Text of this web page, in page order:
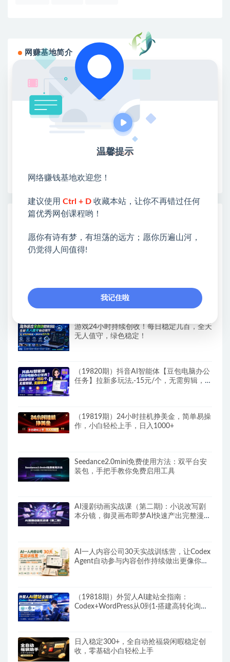
网赚基地简介
站长微信：无
❤本站：本站整合多方资源站，主要面向互联网创业
类&副业类，资源丰富 物超所值。
❤能助您：找项目 + 低成本创业 + 减少信息差 + 见识
各种项目 + 提升网创认知。
❤本站为众多团队提供了重要价值，也为众多创业者
开启网络之门，广受好评！
早为您提供丰盛价值。祝您前程似锦！
热门课程展示
AI短剧带货教程，基于SD2.0的短剧带货，
完播率超高的带货视频，无需抽卡品质拉
满，从0到1完整实操流程
松日入300+一站式跨境智能运营工具。无
需复杂实操
游戏24小时持续创收！每日稳定几百，全天
无人值守，绿色稳定！
（19820期）抖音AI智能体【豆包电脑办公
任务】拉新多玩法,-15元/个，无需剪辑，无
（19819期）24小时挂机挣美金，简单易操
作，小白轻松上手，日入1000+
Seedance2.0mini免费使用方法：双平台安
装包，手把手教你免费启用工具
AI漫剧动画实战课（第二期)：小说改写剧
本分镜，御灵画布即梦AI快速产出完整漫剧
AI一人内容公司30天实战训练营，让Codex
Agent自动参与内容创作持续做出更像你、
（19818期）外贸人AI建站全指南：
Codex+WordPress从0到1·搭建高转化询盘
日入稳定300+，全自动抢福袋闲暇稳定创
收，零基础小白轻松上手
温馨提示
网络赚钱基地欢迎您！
建议使用 Ctrl + D 收藏本站，让你不再错过任何
篇优秀网创课程哟！
愿你有诗有梦，有坦荡的远方；愿你历遍山河，
仍觉得人间值得!
我记住啦